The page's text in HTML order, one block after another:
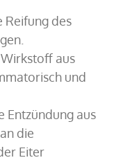
des
aus
und
Entzündung aus
die
Eiter